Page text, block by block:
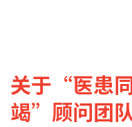
关于“医患
竭”顾问团